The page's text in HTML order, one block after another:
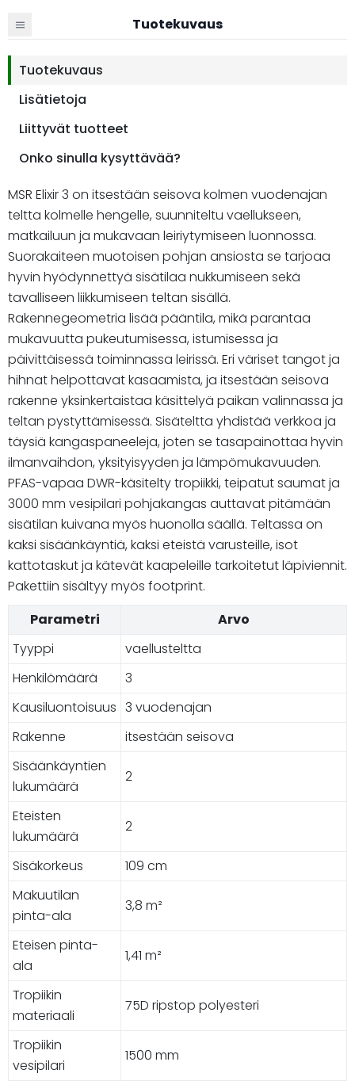
Tuotekuvaus
Tuotekuvaus
Lisätietoja
Liittyvät tuotteet
Onko sinulla kysyttävää?
MSR Elixir 3 on itsestään seisova kolmen vuodenajan
teltta kolmelle hengelle, suunniteltu vaellukseen,
matkailuun ja mukavaan leiriytymiseen luonnossa.
Suorakaiteen muotoisen pohjan ansiosta se tarjoaa
hyvin hyödynnettyä sisätilaa nukkumiseen sekä
tavalliseen liikkumiseen teltan sisällä.
Rakennegeometria lisää pääntila, mikä parantaa
mukavuutta pukeutumisessa, istumisessa ja
päivittäisessä toiminnassa leirissä. Eri väriset tangot ja
hihnat helpottavat kasaamista, ja itsestään seisova
rakenne yksinkertaistaa käsittelyä paikan valinnassa ja
teltan pystyttämisessä. Sisäteltta yhdistää verkkoa ja
täysiä kangaspaneeleja, joten se tasapainottaa hyvin
ilmanvaihdon, yksityisyyden ja lämpömukavuuden.
PFAS-vapaa DWR-käsitelty tropiikki, teipatut saumat ja
3000 mm vesipilari pohjakangas auttavat pitämään
sisätilan kuivana myös huonolla säällä. Teltassa on
kaksi sisäänkäyntiä, kaksi eteistä varusteille, isot
kattotaskut ja kätevät kaapeleille tarkoitetut läpiviennit.
Pakettiin sisältyy myös footprint.
Parametri
Arvo
Tyyppi
vaellusteltta
Henkilömäärä
3
Kausiluontoisuus 3 vuodenajan
Rakenne
itsestään seisova
Sisäänkäyntien
lukumäärä
2
Eteisten
lukumäärä
2
Sisäkorkeus
109 cm
Makuutilan
pinta-ala
3,8 m²
Eteisen pinta-
ala
1,41 m²
Tropiikin
materiaali
75D ripstop polyesteri
Tropiikin
vesipilari
1500 mm